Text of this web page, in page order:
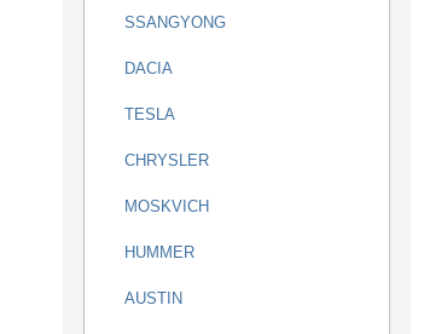
SSANGYONG
DACIA
TESLA
CHRYSLER
MOSKVICH
HUMMER
AUSTIN